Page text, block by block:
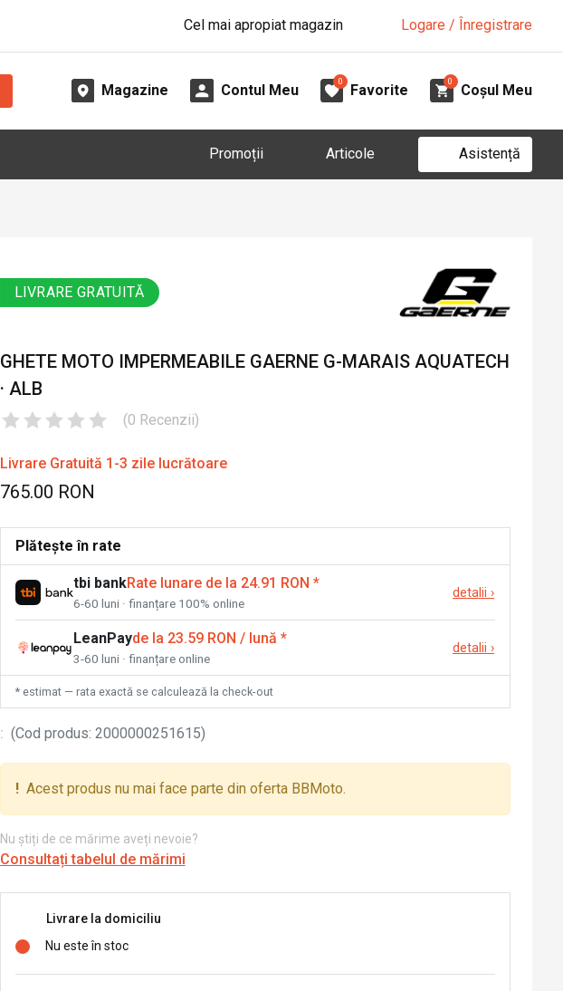
Cel mai apropiat magazin Logare / Înregistrare
Magazine Contul Meu
0
Favorite
0
Coșul Meu
Promoții Articole Asistență
LIVRARE GRATUITĂ
GHETE MOTO IMPERMEABILE GAERNE G-MARAIS AQUATECH
· ALB
(0 Recenzii)
Livrare Gratuită 1-3 zile lucrătoare
765.00 RON
Plătește în rate
tbi bankRate lunare de la 24.91 RON *
6-60 luni · finanțare 100% online
detalii ›
LeanPayde la 23.59 RON / lună *
3-60 luni · finanțare online
detalii ›
* estimat — rata exactă se calculează la check-out
: (Cod produs: 2000000251615)
! Acest produs nu mai face parte din oferta BBMoto.
Nu știți de ce mărime aveți nevoie?
Consultați tabelul de mărimi
Livrare la domiciliu
Nu este în stoc